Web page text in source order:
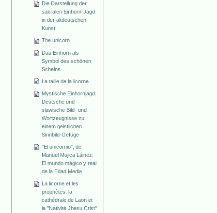
Die Darstellung der
sakralen Einhorn-Jagd
in der altdeutschen
Kunst
The unicorn
Das Einhorn als
Symbol des schönen
Scheins
La taille de la licorne
Mystische Einhornjagd.
Deutsche und
slawische Bild- und
Wortzeugnisse zu
einem geistlichen
Sinnbild-Gefüge
"El unicornio", de
Manuel Mujica Láinez:
El mundo mágico y real
de la Edad Media
La licorne et les
prophètes: la
cathédrale de Laon et
la "Nativité Jhesu Crist"